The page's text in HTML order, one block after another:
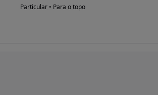
Particular • Para o topo